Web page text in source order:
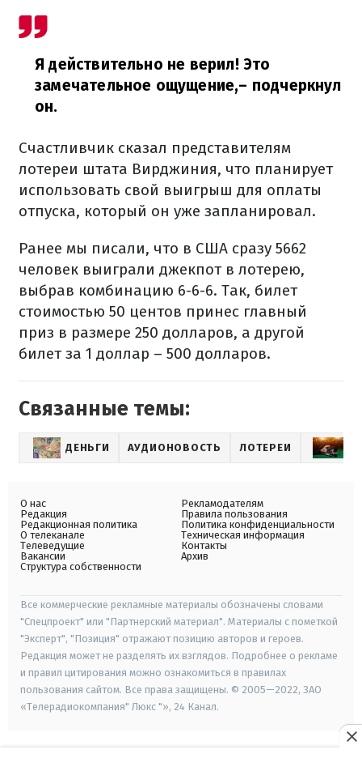
Я действительно не верил! Это
замечательное ощущение,– подчеркнул
он.
Счастливчик сказал представителям
лотереи штата Вирджиния, что планирует
использовать свой выигрыш для оплаты
отпуска, который он уже запланировал.
Ранее мы писали, что в США сразу 5662
человек выиграли джекпот в лотерею,
выбрав комбинацию 6-6-6. Так, билет
стоимостью 50 центов принес главный
приз в размере 250 долларов, а другой
билет за 1 доллар – 500 долларов.
Связанные темы:
ДЕНЬГИ АУДИОНОВОСТЬ ЛОТЕРЕИ
О нас
Редакция
Редакционная политика
О телеканале
Телеведущие
Вакансии
Структура собственности
Рекламодателям
Правила пользования
Политика конфиденциальности
Техническая информация
Контакты
Архив
Все коммерческие рекламные материалы обозначены словами
"Спецпроект" или "Партнерский материал". Материалы с пометкой
"Эксперт", "Позиция" отражают позицию авторов и героев.
Редакция может не разделять их взглядов. Подробнее о рекламе
и правил цитирования можно ознакомиться в правилах
пользования сайтом. Все права защищены. © 2005—2022, ЗАО
«Телерадиокомпания" Люкс "», 24 Канал.